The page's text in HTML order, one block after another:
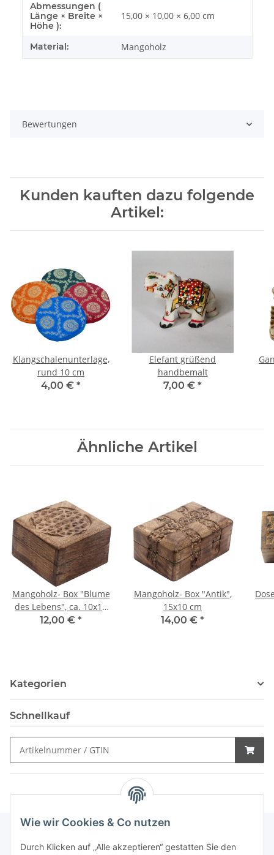
Wie wir Cookies & Co nutzen
Durch Klicken auf „Alle akzeptieren“ gestatten Sie den
Abmessungen (
Länge × Breite ×
Höhe ):
15,00 × 10,00 × 6,00 cm
Material: Mangoholz
Bewertungen
Kunden kauften dazu folgende
Artikel:
Klangschalenunterlage,
rund 10 cm
4,00 € *
Elefant grüßend
handbemalt
7,00 € *
Ähnliche Artikel
Mangoholz- Box "Blume
des Lebens", ca. 10x10
cm
12,00 € *
Mangoholz- Box "Antik",
15x10 cm
14,00 € *
Kategorien
Schnellkauf